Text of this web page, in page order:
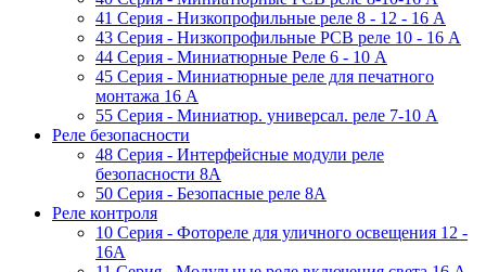
41 Серия - Низкопрофильные реле 8 - 12 - 16 A
43 Серия - Низкопрофильные PCB реле 10 - 16 A
44 Серия - Миниатюрные Реле 6 - 10 A
45 Серия - Миниатюрные реле для печатного
монтажа 16 A
55 Cерия - Миниатюр. универсал. реле 7-10 A
Реле безопасности
48 Серия - Интерфейсные модули реле
безопасности 8А
50 Серия - Безопасные реле 8А
Реле контроля
10 Серия - Фотореле для уличного освещения 12 -
16A